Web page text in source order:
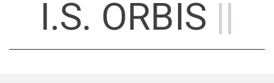
I.S. ORBIS ||